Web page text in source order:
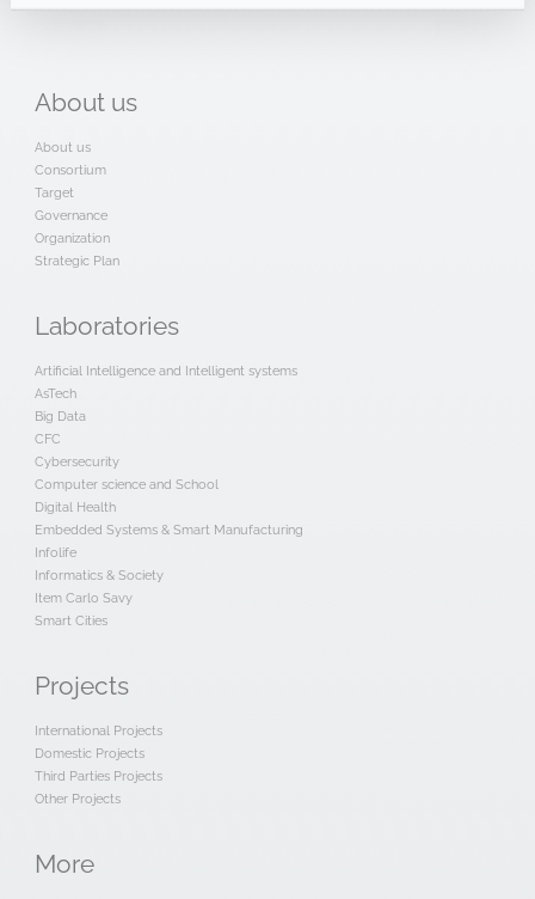
About us
About us
Consortium
Target
Governance
Organization
Strategic Plan
Laboratories
Artificial Intelligence and Intelligent systems
AsTech
Big Data
CFC
Cybersecurity
Computer science and School
Digital Health
Embedded Systems & Smart Manufacturing
Infolife
Informatics & Society
Item Carlo Savy
Smart Cities
Projects
International Projects
Domestic Projects
Third Parties Projects
Other Projects
More